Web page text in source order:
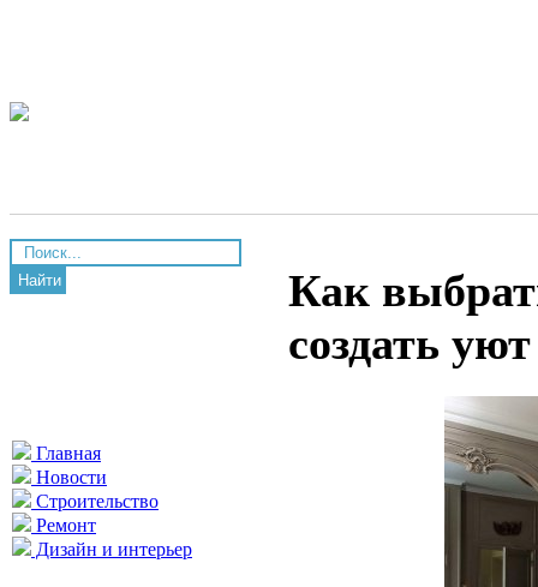
Найти
Главная
Новости
Строительство
Ремонт
Дизайн и интерьер
Как
создать